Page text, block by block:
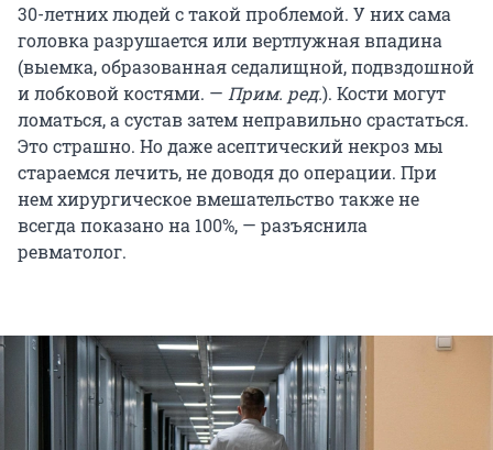
30-летних людей с такой проблемой. У них сама
головка разрушается или вертлужная впадина
(выемка, образованная седалищной, подвздошной
и лобковой костями. — Прим. ред.). Кости могут
ломаться, а сустав затем неправильно срастаться.
Это страшно. Но даже асептический некроз мы
стараемся лечить, не доводя до операции. При
нем хирургическое вмешательство также не
всегда показано на 100%, — разъяснила
ревматолог.